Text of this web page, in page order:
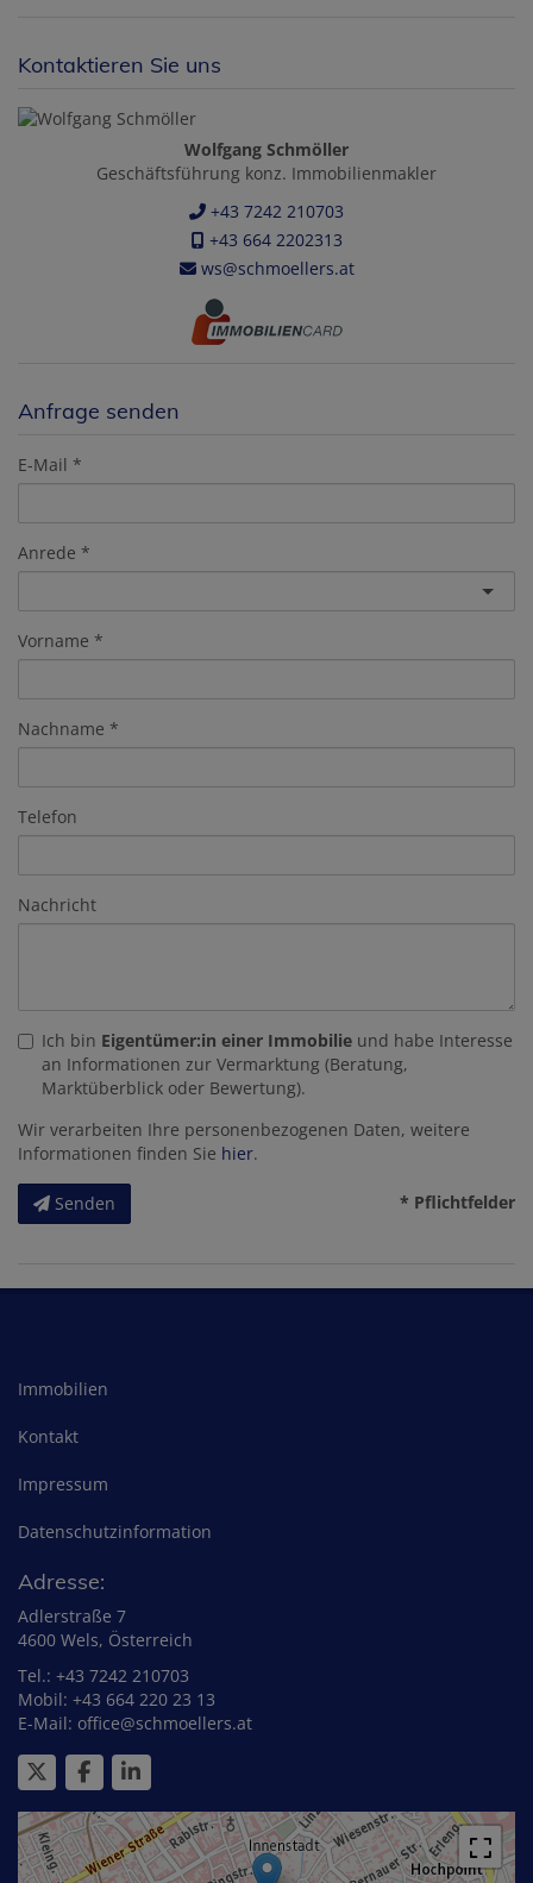
Kontaktieren Sie uns
Wolfgang Schmöller
Geschäftsführung konz. Immobilienmakler
+43 7242 210703
+43 664 2202313
ws@schmoellers.at
Anfrage senden
E-Mail
Anrede
Vorname
Nachname
Telefon
Nachricht
Ich bin Eigentümer:in einer Immobilie und habe Interesse
an Informationen zur Vermarktung (Beratung,
Marktüberblick oder Bewertung).
Wir verarbeiten Ihre personenbezogenen Daten, weitere
Informationen finden Sie hier.
Senden * Pflichtfelder
Immobilien
Kontakt
Impressum
Datenschutzinformation
Adresse:
Adlerstraße 7
4600 Wels, Österreich
Tel.: +43 7242 210703
Mobil: +43 664 220 23 13
E-Mail: office@schmoellers.at